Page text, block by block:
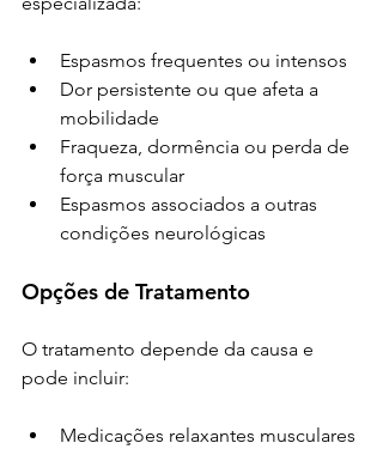
Espasmos frequentes ou intensos
Dor persistente ou que afeta a
mobilidade
Fraqueza, dormência ou perda de
força muscular
Espasmos associados a outras
condições neurológicas
Opções de Tratamento
O tratamento depende da causa e
pode incluir:
Medicações relaxantes musculares